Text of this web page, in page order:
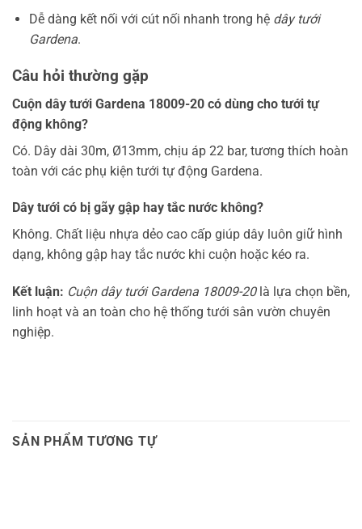
Dễ dàng kết nối với cút nối nhanh trong hệ dây tưới
Gardena.
Câu hỏi thường gặp
Cuộn dây tưới Gardena 18009-20 có dùng cho tưới tự
động không?
Có. Dây dài 30m, Ø13mm, chịu áp 22 bar, tương thích hoàn
toàn với các phụ kiện tưới tự động Gardena.
Dây tưới có bị gãy gập hay tắc nước không?
Không. Chất liệu nhựa dẻo cao cấp giúp dây luôn giữ hình
dạng, không gập hay tắc nước khi cuộn hoặc kéo ra.
Kết luận: Cuộn dây tưới Gardena 18009-20là lựa chọn bền,
linh hoạt và an toàn cho hệ thống tưới sân vườn chuyên
nghiệp.
SẢN PHẨM TƯƠNG TỰ